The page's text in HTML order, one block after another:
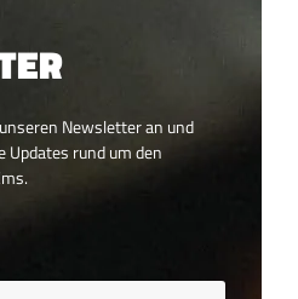
Newsletter an und
Updates rund um den